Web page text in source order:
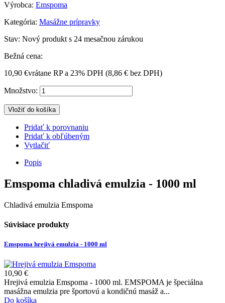
Výrobca: Emspoma
Kategória: Masážne prípravky
Stav: Nový produkt s 24 mesačnou zárukou
Bežná cena:
10,90 €vrátane RP a 23% DPH (8,86 € bez DPH)
Množstvo:
Vložiť do košíka
Pridať k porovnaniu
Pridať k obľúbeným
Vytlačiť
Popis
Emspoma chladivá emulzia - 1000 ml
Chladivá emulzia Emspoma
Súvisiace produkty
Emspoma hrejivá emulzia - 1000 ml
10,90 €
Hrejivá emulzia Emspoma - 1000 ml. EMSPOMA je špeciálna
masážna emulzia pre športovú a kondičnú masáž a...
Do košíka